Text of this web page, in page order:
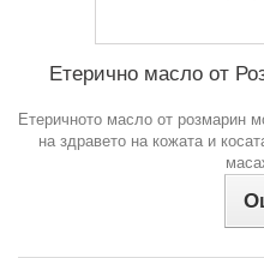
Етерично масло от
Етеричното масло от розмарин
на здравето на кожата и